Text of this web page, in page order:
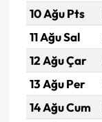
10 Ağu Pts
11 Ağu Sal
12 Ağu Çar
13 Ağu Per
14 Ağu Cum